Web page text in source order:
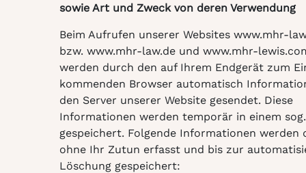
sowie Art und Zweck von deren Verwendung
Beim Aufrufen unserer Websites www.mhr-
bzw. www.mhr-law.de und www.mhr-
werden durch den auf Ihrem Endgerät zum
kommenden Browser automatisch
den Server unserer Website gesendet. Diese
Informationen werden temporär in einem
gespeichert. Folgende Informationen werden
ohne Ihr Zutun erfasst und bis zur
Löschung gespeichert: